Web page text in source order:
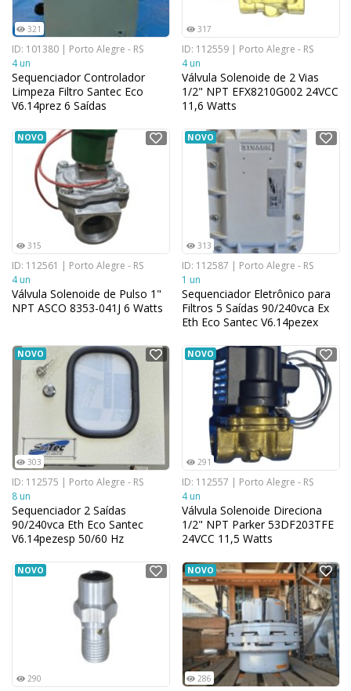
321
ID: 101380 | Porto Alegre - RS
4 un
Sequenciador Controlador
Limpeza Filtro Santec Eco
V6.14prez 6 Saídas
317
ID: 112559 | Porto Alegre - RS
4 un
Válvula Solenoide de 2 Vias
1/2" NPT EFX8210G002 24VCC
11,6 Watts
NOVO
315
ID: 112561 | Porto Alegre - RS
4 un
Válvula Solenoide de Pulso 1"
NPT ASCO 8353-041J 6 Watts
NOVO
313
ID: 112587 | Porto Alegre - RS
1 un
Sequenciador Eletrônico para
Filtros 5 Saídas 90/240vca Ex
Eth Eco Santec V6.14pezex
NOVO
303
ID: 112575 | Porto Alegre - RS
8 un
Sequenciador 2 Saídas
90/240vca Eth Eco Santec
V6.14pezesp 50/60 Hz
NOVO
291
ID: 112557 | Porto Alegre - RS
4 un
Válvula Solenoide Direciona
1/2" NPT Parker 53DF203TFE
24VCC 11,5 Watts
NOVO
290
NOVO
286